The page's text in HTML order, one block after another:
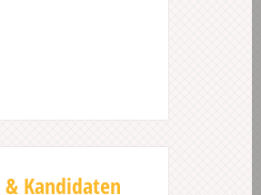
Kandidaten